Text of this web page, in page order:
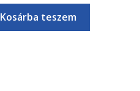
Kosárba teszem